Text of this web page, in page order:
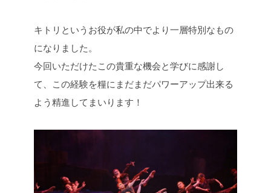
キトリというお役が私の中でより一層特別なもの
になりました。
今回いただけたこの貴重な機会と学びに感謝し
て、この経験を糧にまだまだパワーアップ出来る
よう精進してまいります！